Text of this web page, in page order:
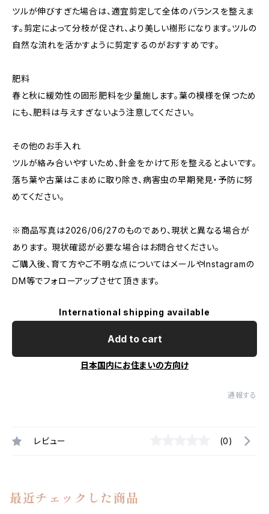
ツルが伸びすぎた場合は、適宜剪定して全体のバランスを整えま
す。剪定によって分枝が促され、より美しい樹形になります。ツルの
自然な流れを活かすように剪定するのがおすすめです。
肥料
春と秋に緩効性の固形肥料を少量施します。葉の模様を保つため
にも、肥料は与えすぎないよう注意してください。
その他のお手入れ
ツルが絡み合いやすいため、針金をかけて形を整えるとよいです。
落ち葉や古葉はこまめに取り除き、病害虫の早期発見・予防に努
めてください。
※商品写真は2026/06/27のものであり、現状と異なる場合が
あります。 現状確認が必要な場合はお問合せください。
ご購入後、育て方やご不明な点についてはメールやInstagramの
DM等でフォローアップさせて頂きます。
International shipping available
Add to cart
日本国内にお住まいの方向け
通報する
レビュー (0)
最近チェックした商品